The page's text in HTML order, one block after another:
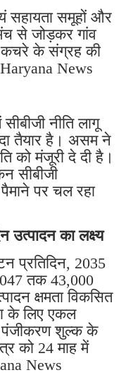
सहायता समूहों और
से जोड़कर गांव
कचरे के संग्रह की
News
नीति लागू
तैयार है। असम ने
को मंजूरी दे दी है।
सीबीजी
पर चल रहा
उत्पादन का लक्ष्य
प्रतिदिन, 2035
तक 43,000
क्षमता विकसित
के लिए एकल
पंजीकरण शुल्क के
को 24 माह में
News